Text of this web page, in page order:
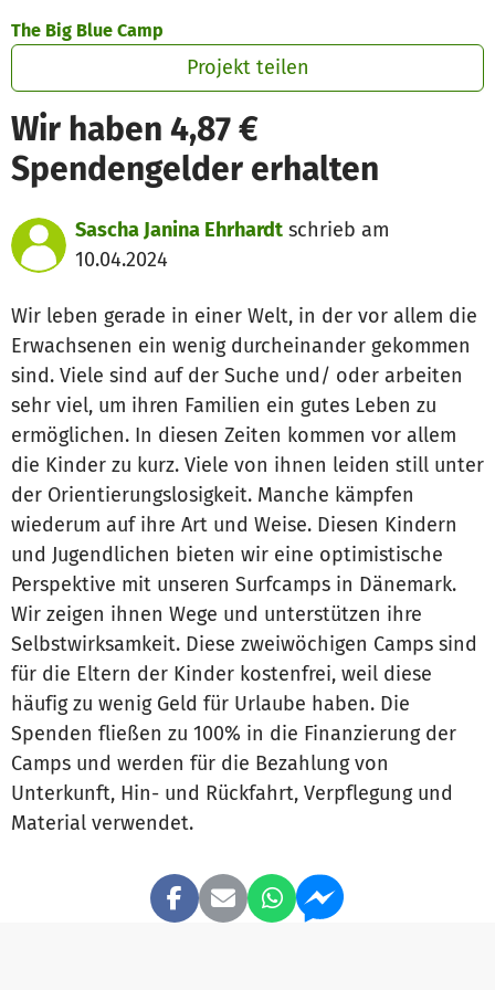
The Big Blue Camp
Projekt teilen
Wir haben 4,87 €
Spendengelder erhalten
Sascha Janina Ehrhardt schrieb am
10.04.2024
Wir leben gerade in einer Welt, in der vor allem die
Erwachsenen ein wenig durcheinander gekommen
sind. Viele sind auf der Suche und/ oder arbeiten
sehr viel, um ihren Familien ein gutes Leben zu
ermöglichen. In diesen Zeiten kommen vor allem
die Kinder zu kurz. Viele von ihnen leiden still unter
der Orientierungslosigkeit. Manche kämpfen
wiederum auf ihre Art und Weise. Diesen Kindern
und Jugendlichen bieten wir eine optimistische
Perspektive mit unseren Surfcamps in Dänemark.
Wir zeigen ihnen Wege und unterstützen ihre
Selbstwirksamkeit. Diese zweiwöchigen Camps sind
für die Eltern der Kinder kostenfrei, weil diese
häufig zu wenig Geld für Urlaube haben. Die
Spenden fließen zu 100% in die Finanzierung der
Camps und werden für die Bezahlung von
Unterkunft, Hin- und Rückfahrt, Verpflegung und
Material verwendet.